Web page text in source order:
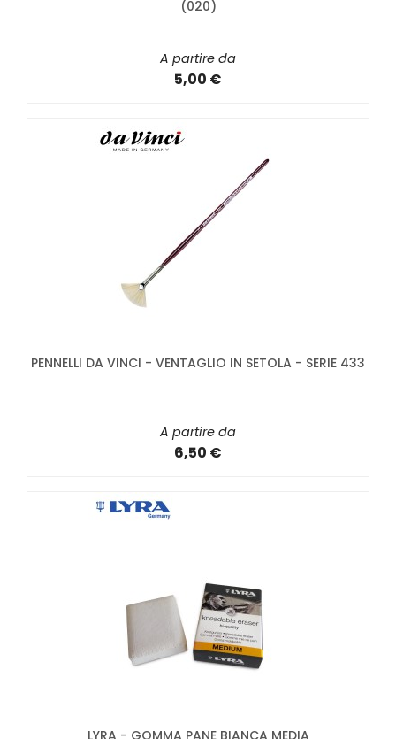
(020)
A partire da
5,00 €
PENNELLI DA VINCI - VENTAGLIO IN SETOLA - SERIE 433
A partire da
6,50 €